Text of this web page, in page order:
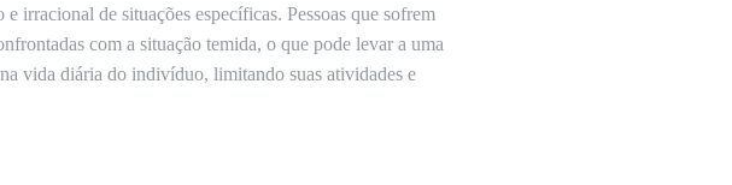
irracional de situações específicas. Pessoas que sofrem
com a situação temida, o que pode levar a uma
vida diária do indivíduo, limitando suas atividades e